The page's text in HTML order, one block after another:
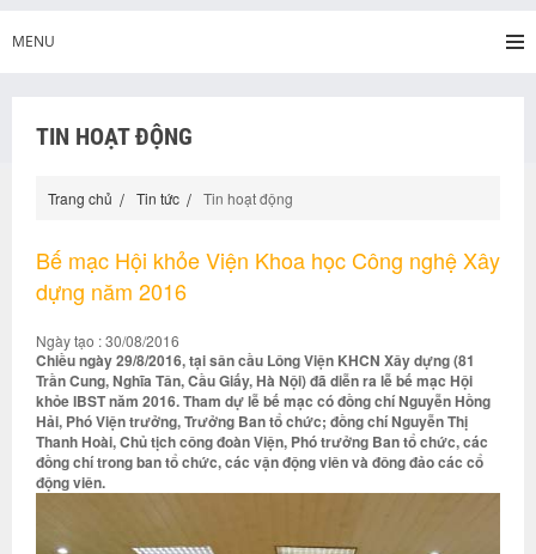
MENU
TIN HOẠT ĐỘNG
Trang chủ Tin tức Tin hoạt động
Bế mạc Hội khỏe Viện Khoa học Công nghệ Xây
dựng năm 2016
Ngày tạo : 30/08/2016
Chiều ngày 29/8/2016, tại sân cầu Lông Viện KHCN Xây dựng (81
Trần Cung, Nghĩa Tân, Cầu Giấy, Hà Nội) đã diễn ra lễ bế mạc Hội
khỏe IBST năm 2016. Tham dự lễ bế mạc có đồng chí Nguyễn Hồng
Hải, Phó Viện trưởng, Trưởng Ban tổ chức; đồng chí Nguyễn Thị
Thanh Hoài, Chủ tịch công đoàn Viện, Phó trưởng Ban tổ chức, các
đồng chí trong ban tổ chức, các vận động viên và đông đảo các cổ
động viên.